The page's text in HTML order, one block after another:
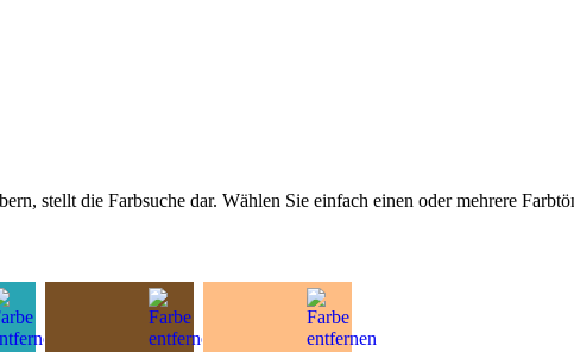
stellt die Farbsuche dar. Wählen Sie einfach einen oder mehrere